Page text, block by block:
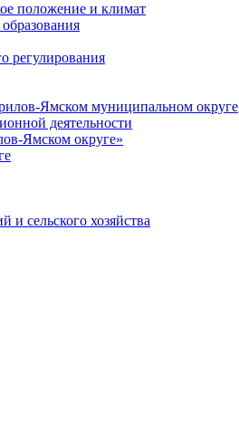
положение и климат
регулирования
Ямском муниципальном округе
деятельности
Ямском округе»
и сельского хозяйства